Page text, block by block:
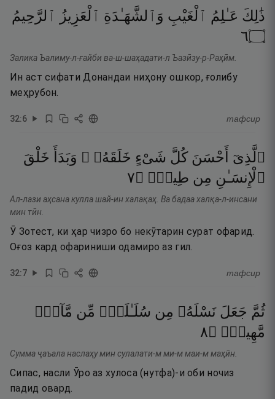
ذَٰلِكَ عَـٰلِمُ ٱلْغَيْبِ وَٱلشَّهَـٰدَةِ ٱلْعَزِيزُ ٱلرَّحِيمُ
۝٦
Залика Ъалиму-л-ғайби ва-ш-шаҳадати-л Ъазӣзу-р-Раҳӣм.
Ин аст сифати Донандаи ниҳону ошкор, ғолибу
меҳрубон.
32:6 тафсир
ٱلَّذِىٓ أَحْسَنَ كُلَّ شَىْءٍ خَلَقَهُۥ ۖ وَبَدَأَ
خَلْقَ
ٱلْإِنسَـٰنِ مِن طِينٍۢ ۝٧
Ал-лази аҳсана кулла шай-ин халақаҳ. Ва бадаа халқа-л-инсани
мин тӣн.
Ӯ Зотест, ки ҳар чизро бо некӯтарин сурат офарид.
Оғоз кард офариниши одамиро аз гил.
32:7 тафсир
ثُمَّ جَعَلَ نَسْلَهُۥ مِن سُلَـٰلَةٍۢ مِّن مَّآءٍۢ
مَّهِينٍۢ ۝٨
Сумма ҷаъала наслаҳу мин сулалати-м ми-м маи-м маҳӣн.
Сипас, насли Ӯро аз хулоса (нутфа)-и оби ночиз
падид овард.